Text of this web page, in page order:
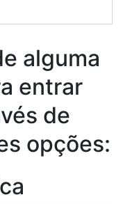
alguma
entrar
de
opções: